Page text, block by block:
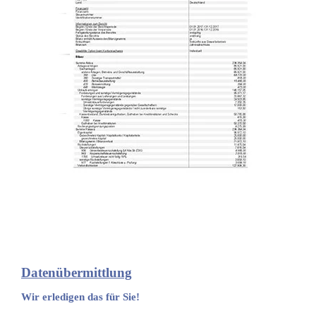
Datenübermittlung
Wir erledigen das für Sie!